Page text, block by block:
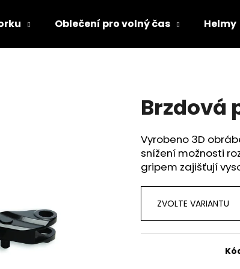
Oblečení pro volný čas Helmy
Brzdová
Vyrobeno 3D
snížení možnosti
gripem zajišťují
ZVOLTE VARIANTU
HLEDAT